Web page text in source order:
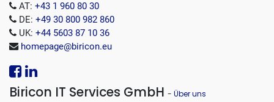
AT: +43 1 960 80 30
DE: +49 30 800 982 860
UK: +44 5603 87 10 36
homepage@biricon.eu
Biricon IT Services GmbH - Über uns